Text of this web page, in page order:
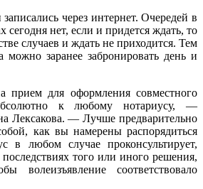
через интернет. Очередей в
сегодня нет, если и придется ждать, то
случаев и ждать не приходится. Тем
можно заранее забронировать день и
прием для оформления совместного
к любому нотариусу, —
Лексакова. — Лучше предварительно
как вы намерены распорядиться
в любом случае проконсультирует,
того или иного решения,
волеизъявление соответствовало